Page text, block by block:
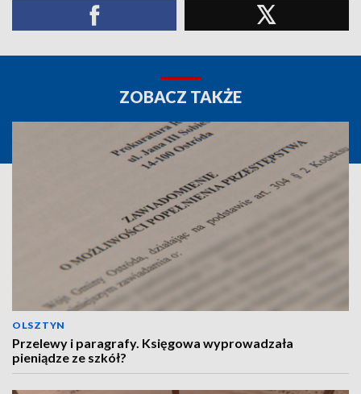
ZOBACZ TAKŻE
OLSZTYN
Przelewy i paragrafy. Księgowa wyprowadzała
pieniądze ze szkół?